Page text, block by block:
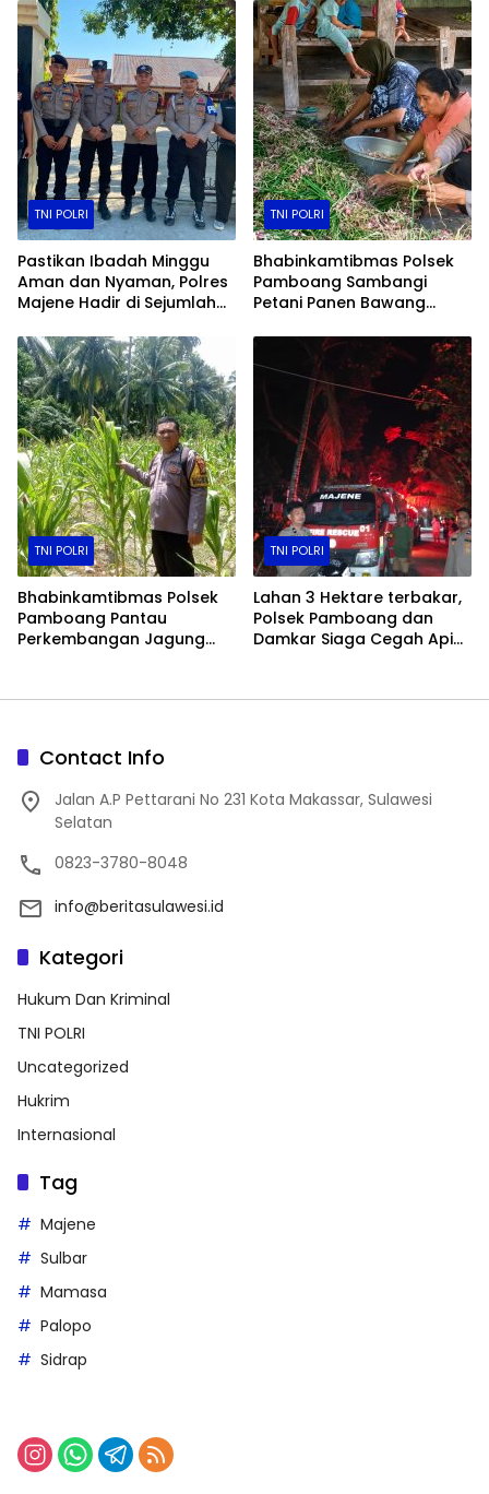
TNI POLRI
Pastikan Ibadah Minggu
Aman dan Nyaman, Polres
Majene Hadir di Sejumlah
TNI POLRI
Bhabinkamtibmas Polsek
Pamboang Sambangi
Petani Panen Bawang
Dukungan Ketahanan
Pangan
TNI POLRI
Bhabinkamtibmas Polsek
Pamboang Pantau
Perkembangan Jagung
TNI POLRI
Lahan 3 Hektare terbakar,
Polsek Pamboang dan
Damkar Siaga Cegah Api
Contact Info
Jalan A.P Pettarani No 231 Kota Makassar, Sulawesi
Selatan
0823-3780-8048
info@beritasulawesi.id
Kategori
Hukum Dan Kriminal
TNI POLRI
Uncategorized
Hukrim
Internasional
Tag
Majene
Sulbar
Mamasa
Palopo
Sidrap